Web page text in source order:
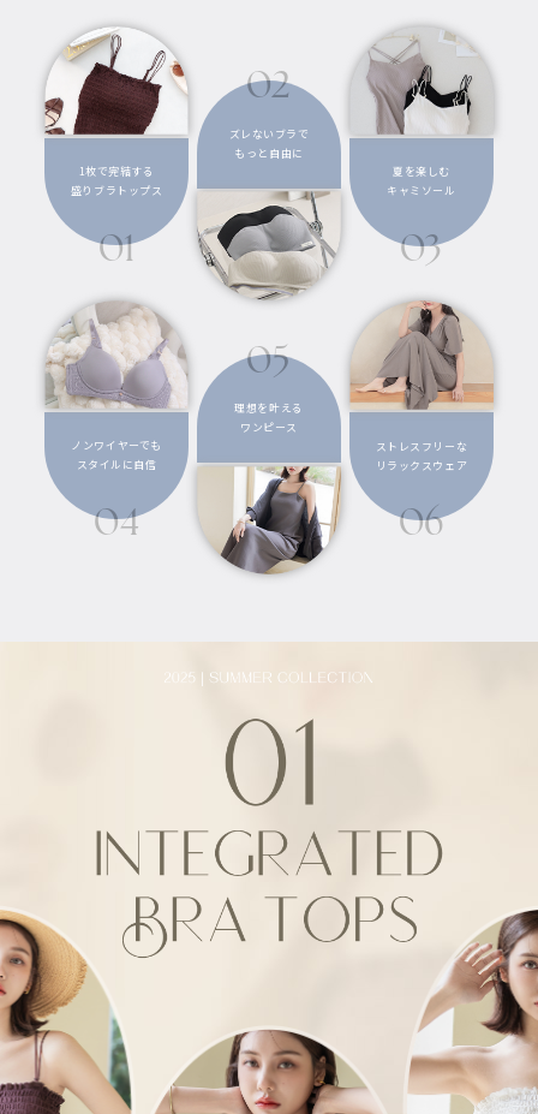
01
1枚で完結する
盛りブラトップス
02
ズレないブラで
もっと自由に
03
夏を楽しむ
キャミソール
04
ノンワイヤーでも
スタイルに自信
05
理想を叶える
ワンピース
06
ストレスフリーな
リラックスウェア